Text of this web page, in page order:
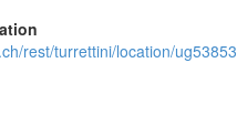
rest/turrettini/location/ug53853